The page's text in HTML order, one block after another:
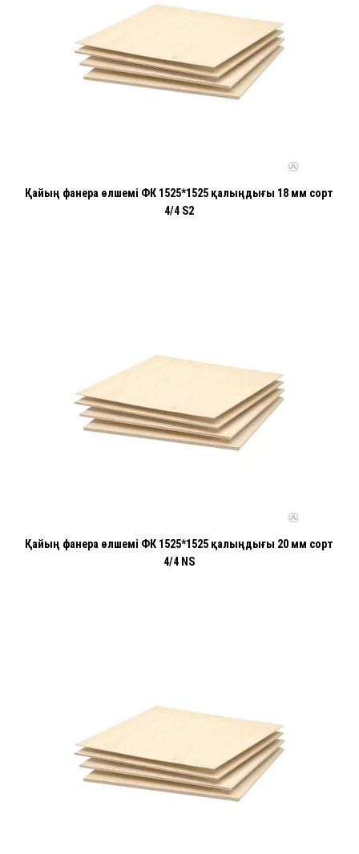
Қайың фанера өлшемі ФК 1525*1525 қалыңдығы 18 мм сорт
4/4 S2
Қайың фанера өлшемі ФК 1525*1525 қалыңдығы 20 мм сорт
4/4 NS